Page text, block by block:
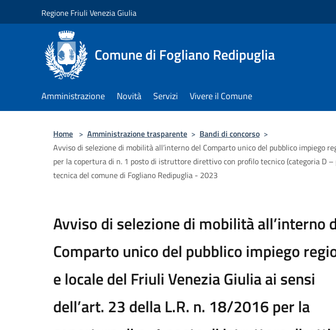
Regione Friuli Venezia Giulia
Comune di Fogliano Redipuglia
Amministrazione Novità Servizi Vivere il Comune
Home > Amministrazione trasparente > Bandi di concorso >
Avviso di selezione di mobilità all’interno del Comparto unico del pubblico impiego
per la copertura di n. 1 posto di istruttore direttivo con profilo tecnico (categoria D –
tecnica del comune di Fogliano Redipuglia - 2023
Avviso di selezione di mobilità all’interno
Comparto unico del pubblico impiego
e locale del Friuli Venezia Giulia ai sensi
dell’art. 23 della L.R. n. 18/2016 per la